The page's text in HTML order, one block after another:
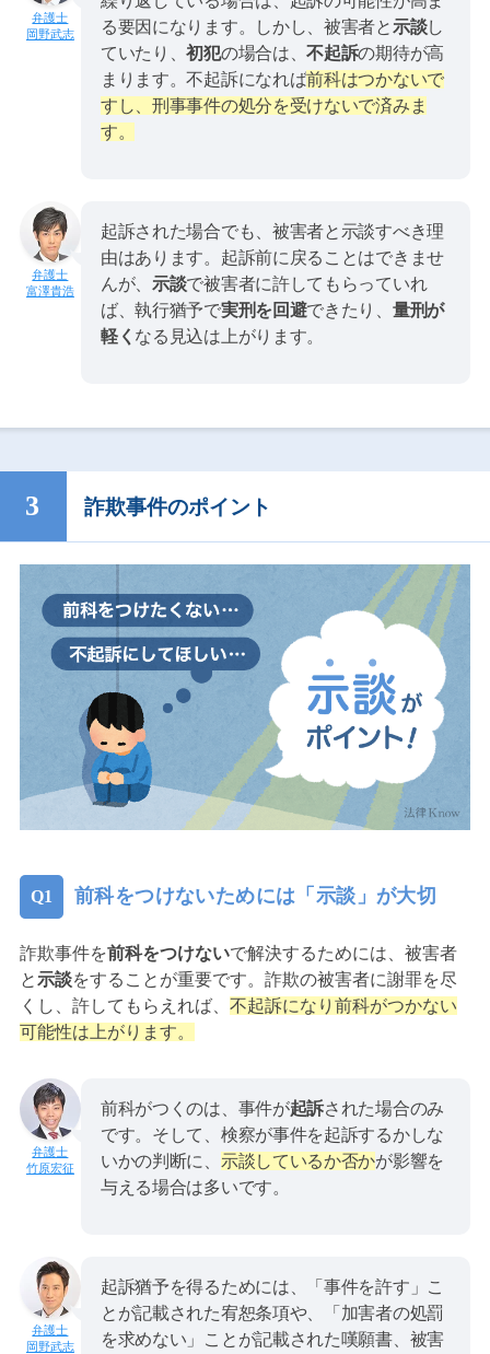
岡野武志
る要因になります。しかし、被害者と示談し
ていたり、初犯の場合は、不起訴の期待が高
まります。不起訴になれば前科はつかないで
すし、刑事事件の処分を受けないで済みま
す。
富澤貴浩
起訴された場合でも、被害者と示談すべき理
由はあります。起訴前に戻ることはできませ
んが、示談で被害者に許してもらっていれ
ば、執行猶予で実刑を回避できたり、 量刑が
軽く なる見込は上がります。
詐欺事件のポイント
前科をつけないためには「示談」が大切
詐欺事件を前科をつけないで解決するためには、被害者
と示談をすることが重要です。詐欺の被害者に謝罪を尽
くし、許してもらえれば、 不起訴になり前科がつかない
可能性は上がります。
竹原宏征
前科がつくのは、事件が起訴された場合のみ
です。そして、検察が事件を起訴するかしな
いかの判断に、 示談しているか否かが影響を
与える場合は多いです。
岡野武志
起訴猶予を得るためには、「事件を許す」こ
とが記載された宥恕条項や、「加害者の処罰
を求めない」ことが記載された嘆願書、被害